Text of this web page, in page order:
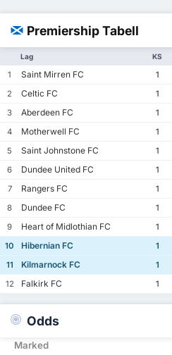
Premiership Tabell
Lag KS
1 Saint Mirren FC 1
2
Celtic FC 1
3
Aberdeen FC 1
4
Motherwell FC 1
5
Saint Johnstone FC 1
6
Dundee United FC 1
7
Rangers FC 1
8
Dundee FC 1
9
Heart of Midlothian FC 1
10
Hibernian FC 1
11
Kilmarnock FC 1
12
Falkirk FC 1
Odds
Marked